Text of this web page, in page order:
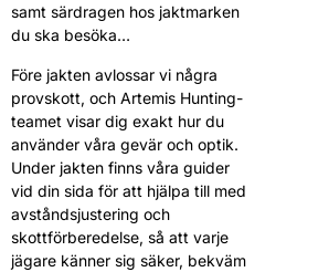
samt särdragen hos jaktmarken
du ska besöka…
Före jakten avlossar vi några
provskott, och Artemis Hunting-
teamet visar dig exakt hur du
använder våra gevär och optik.
Under jakten finns våra guider
vid din sida för att hjälpa till med
avståndsjustering och
skottförberedelse, så att varje
jägare känner sig säker, bekväm